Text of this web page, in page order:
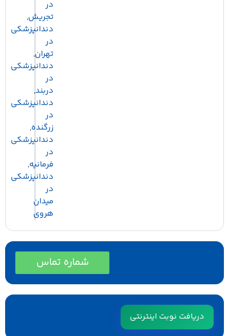
تجریش,
دندانپزشکی
تهران,
دندانپزشکی
دربند,
دندانپزشکی
زرگنده,
دندانپزشکی
فرمانیه,
دندانپزشکی
میدان
هروی
شماره تماس
دریافت نوبت اینترنتی